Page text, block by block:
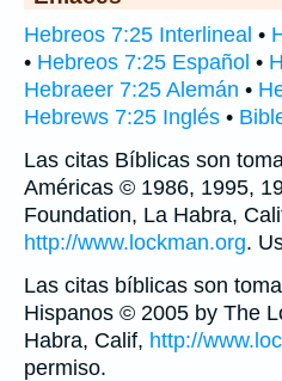
Hebreos 7:25 Interlineal •
• Hebreos 7:25 Español •
Hebraeer 7:25 Alemán •
Hebrews 7:25 Inglés •
Las citas Bíblicas son
Américas © 1986, 1995,
Foundation, La Habra,
http://www.lockman.org.
Las citas bíblicas son
Hispanos © 2005 by The
Habra, Calif, http://
permiso.